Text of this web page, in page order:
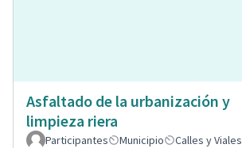
Asfaltado de la urbanización y
limpieza riera
Participantes Municipio Calles y Viales